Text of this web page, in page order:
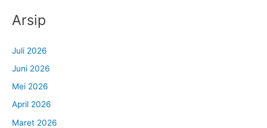
Arsip
Juli 2026
Juni 2026
Mei 2026
April 2026
Maret 2026